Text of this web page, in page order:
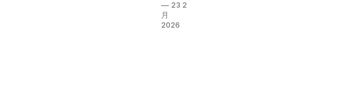
被害が
報告さ
れたノ
23 2
月
2026